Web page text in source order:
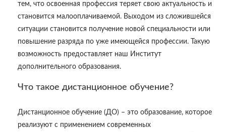
тем, что освоенная профессия теряет свою актуальность и
становится малооплачиваемой. Выходом из сложившейся
ситуации становится получение новой специальности или
повышение разряда по уже имеющейся профессии. Такую
возможность предоставляет наш Институт
дополнительного образования.
Что такое дистанционное обучение?
Дистанционное обучение (ДО) – это образование, которое
реализуют с применением современных